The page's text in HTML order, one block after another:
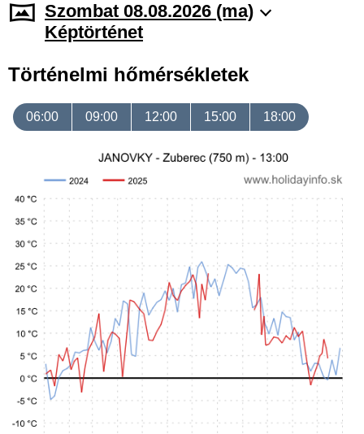
Szombat 08.08.2026 (ma)
Képtörténet
Történelmi hőmérsékletek
06:00 09:00 12:00 15:00 18:00